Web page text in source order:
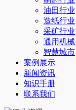
油田行业
造纸行业
采矿行业
通用机械
智慧城市
案例展示
新闻资讯
知识手册
联系我们